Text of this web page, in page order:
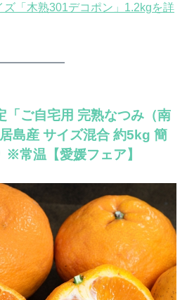
ズ「木熟301デコポン」1.2kgを詳
「ご自宅用 完熟なつみ（南
島産 サイズ混合 約5kg 簡
※常温【愛媛フェア】